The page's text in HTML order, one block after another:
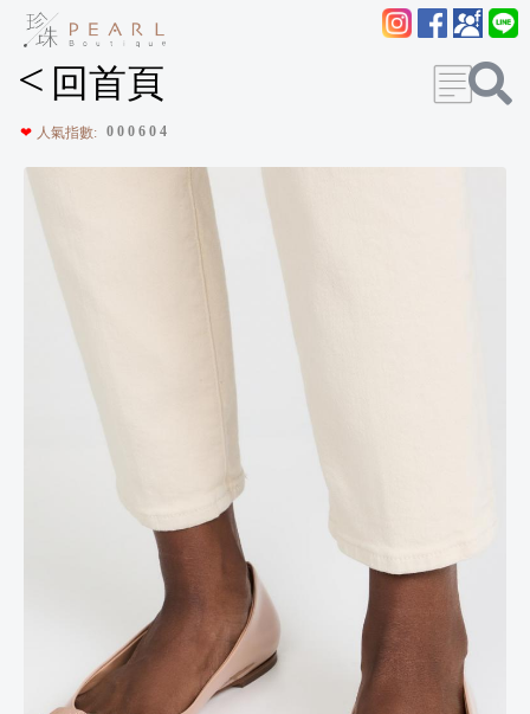
< 回首頁
❤ 人氣指數: 0 0 0 6 0 4